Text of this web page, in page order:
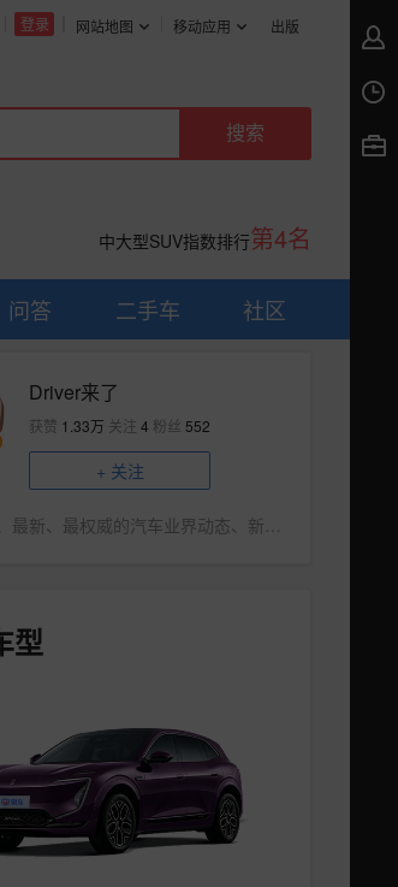
网站地图 移动应用 出版
登录
中大型SUV指数排行第4名
问答 二手车 社区
Driver来了
获赞 1.33万 关注 4 粉丝 552
+ 关注
提供最全、最新、最权威的汽车业界动态、新车资讯
型